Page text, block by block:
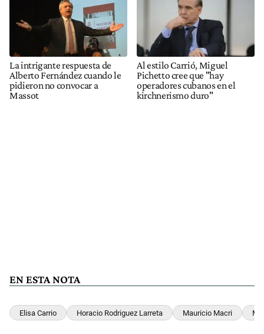
La intrigante respuesta de
Alberto Fernández cuando le
pidieron no convocar a
Massot
Al estilo Carrió, Miguel
Pichetto cree que "hay
operadores cubanos en el
kirchnerismo duro"
EN ESTA NOTA
Elisa Carrio Horacio Rodriguez Larreta Mauricio Macri